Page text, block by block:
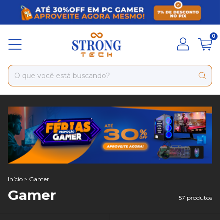
0
Início > Gamer
Gamer 57 produtos